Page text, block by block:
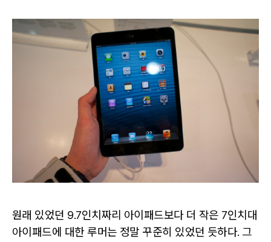
원래 있었던 9.7인치짜리 아이패드보다 더 작은 7인치대
아이패드에 대한 루머는 정말 꾸준히 있었던 듯하다. 그